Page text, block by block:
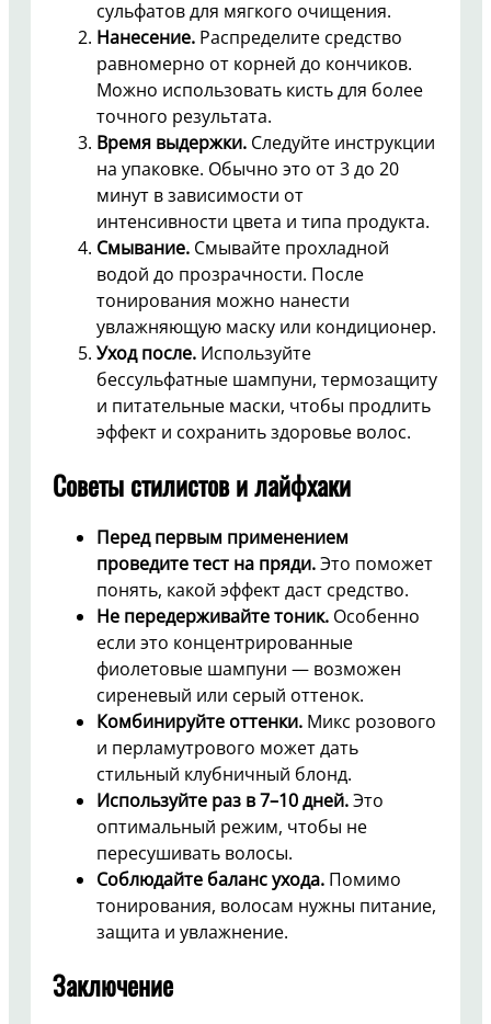
сульфатов для мягкого очищения.
Нанесение. Распределите средство
равномерно от корней до кончиков.
Можно использовать кисть для более
точного результата.
Время выдержки. Следуйте инструкции
на упаковке. Обычно это от 3 до 20
минут в зависимости от
интенсивности цвета и типа продукта.
Смывание. Смывайте прохладной
водой до прозрачности. После
тонирования можно нанести
увлажняющую маску или кондиционер.
Уход после. Используйте
бессульфатные шампуни, термозащиту
и питательные маски, чтобы продлить
эффект и сохранить здоровье волос.
Советы стилистов и лайфхаки
Перед первым применением
проведите тест на пряди.Это поможет
понять, какой эффект даст средство.
Не передерживайте тоник. Особенно
если это концентрированные
фиолетовые шампуни — возможен
сиреневый или серый оттенок.
Комбинируйте оттенки. Микс розового
и перламутрового может дать
стильный клубничный блонд.
Используйте раз в 7–10 дней.Это
оптимальный режим, чтобы не
пересушивать волосы.
Соблюдайте баланс ухода. Помимо
тонирования, волосам нужны питание,
защита и увлажнение.
Заключение